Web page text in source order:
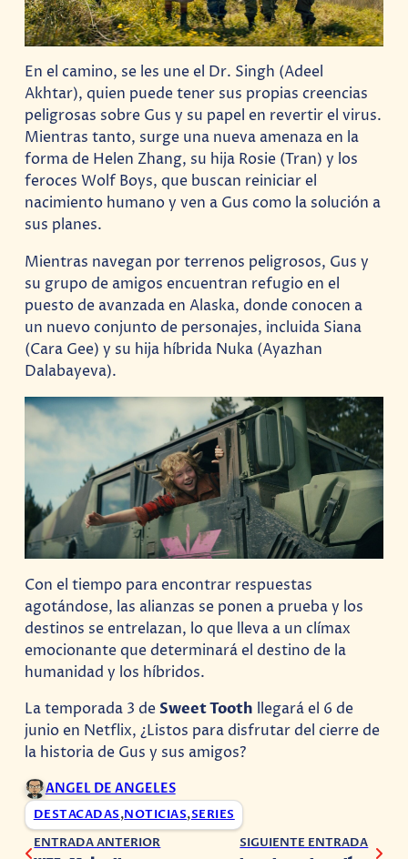
En el camino, se les une el Dr. Singh (Adeel
Akhtar), quien puede tener sus propias creencias
peligrosas sobre Gus y su papel en revertir el virus.
Mientras tanto, surge una nueva amenaza en la
forma de Helen Zhang, su hija Rosie (Tran) y los
feroces Wolf Boys, que buscan reiniciar el
nacimiento humano y ven a Gus como la solución a
sus planes.
Mientras navegan por terrenos peligrosos, Gus y
su grupo de amigos encuentran refugio en el
puesto de avanzada en Alaska, donde conocen a
un nuevo conjunto de personajes, incluida Siana
(Cara Gee) y su hija híbrida Nuka (Ayazhan
Dalabayeva).
Con el tiempo para encontrar respuestas
agotándose, las alianzas se ponen a prueba y los
destinos se entrelazan, lo que lleva a un clímax
emocionante que determinará el destino de la
humanidad y los híbridos.
La temporada 3 deSweet Tooth llegará el 6 de
junio en Netflix, ¿Listos para disfrutar del cierre de
la historia de Gus y sus amigos?
ANGEL DE ANGELES
DESTACADAS,NOTICIAS,SERIES
ENTRADA ANTERIOR
SIGUIENTE ENTRADA